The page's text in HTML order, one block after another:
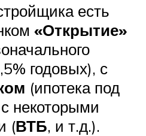
есть
«Открытие»
годовых), с
(ипотека под
некоторыми
(ВТБ, и т.д.).